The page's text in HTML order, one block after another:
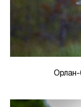
Орлан-